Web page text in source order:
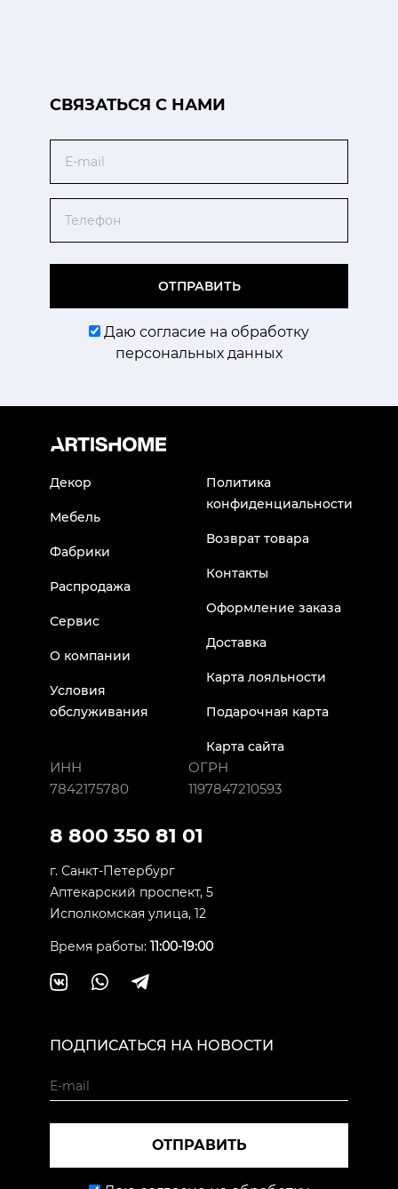
CВЯЗАТЬСЯ С НАМИ
ОТПРАВИТЬ
Даю согласие на обработку
персональных данных
Декор
Мебель
Фабрики
Распродажа
Сервис
О компании
Условия
обслуживания
Политика
конфиденциальности
Возврат товара
Контакты
Оформление заказа
Доставка
Карта лояльности
Подарочная карта
Карта сайта
ИНН
7842175780
ОГРН
1197847210593
8 800 350 81 01
г. Санкт-Петербург
Аптекарский проспект, 5
Исполкомская улица, 12
Время работы: 11:00-19:00
ПОДПИСАТЬСЯ НА НОВОСТИ
ОТПРАВИТЬ